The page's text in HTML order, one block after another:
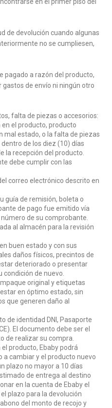
de devolución cuando algunas
no se cumpliesen,
pagado a razón del producto,
de envío ni ningún otro
falta de piezas o accesorios:
el producto, producto
mal estado, o la falta de piezas
de los diez (10) días
la recepción del producto.
debe cumplir con las
correo electrónico descrito en
guía de remisión, boleta o
de pago fue emitido vía
de su comprobante.
al almacén para la revisión
buen estado y con sus
daños físicos, precintos de
deteriorado o presentar
de nuevo.
original y etiquetas
en óptimo estado, sin
que generen daño al
de identidad DNI, Pasaporte
El documento debe ser el
de realizar su compra.
producto, Ebaby podrá
a cambiar y el producto nuevo
plazo no mayor a 10 días
de entrega al destino
en la cuenta de Ebaby el
plazo para la devolución
del monto de recojo y